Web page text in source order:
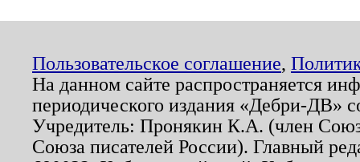
Пользовательское соглашение,
На данном сайте распространяется
периодического издания «Дебри-ДВ»
Учредитель: Пронякин К.А. (член
Союза писателей России). Главный